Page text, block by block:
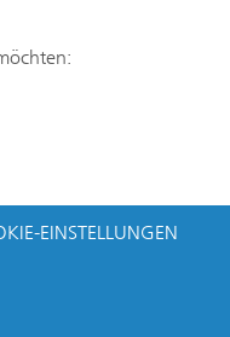
EINSTELLUNGEN